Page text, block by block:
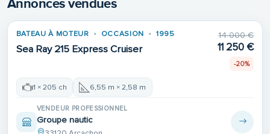
Annonces vendues
VENDU
BATEAU À MOTEUR OCCASION 1995
Sea Ray 215 Express Cruiser
14 000 €
11 250 €
-20%
1 × 205 ch 6,55 m × 2,58 m
VENDEUR PROFESSIONNEL
Groupe nautic